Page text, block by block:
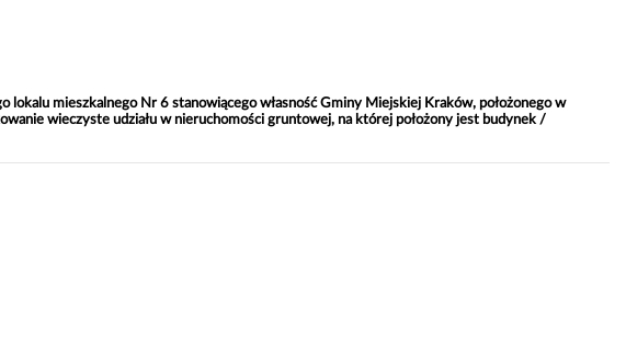
mieszkalnego Nr 6 stanowiącego własność Gminy Miejskiej Kraków, położonego w
wieczyste udziału w nieruchomości gruntowej, na której położony jest budynek /